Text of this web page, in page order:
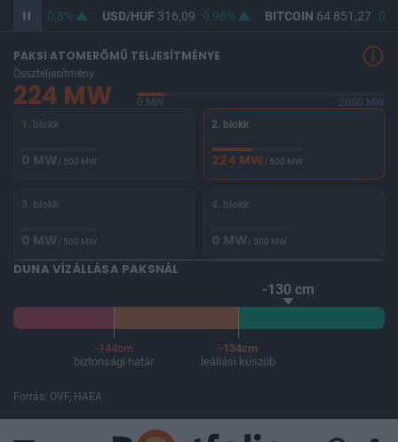
0,8% USD/HUF316,09 0,96% BITCOIN64 851,27
PAKSI ATOMERŐMŰ TELJESÍTMÉNYE
Összteljesítmény
224 MW 0 MW
2000 MW
1. blokk
0 MW/ 500 MW
2. blokk
224 MW/ 500 MW
3. blokk
0 MW/ 500 MW
4. blokk
0 MW/ 500 MW
DUNA VÍZÁLLÁSA PAKSNÁL
-130 cm
-144cm
biztonsági határ
-134cm
leállási küszöb
Forrás: OVF, HAEA